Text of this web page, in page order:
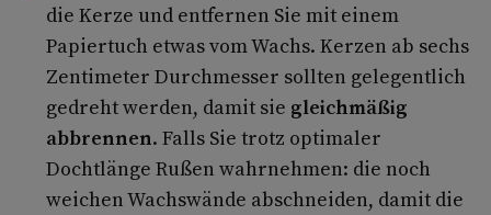
die Kerze und entfernen Sie mit einem
Papiertuch etwas vom Wachs. Kerzen ab sechs
Zentimeter Durchmesser sollten gelegentlich
gedreht werden, damit sie gleichmäßig
abbrennen. Falls Sie trotz optimaler
Dochtlänge Rußen wahrnehmen: die noch
weichen Wachswände abschneiden, damit die